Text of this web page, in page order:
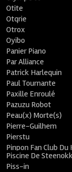
Otite
Otqrie
Otrox
Oyibo
Panier Piano
Par Alliance
Patrick Harlequin
Paul Tournante
Paxille Enroulé
Pazuzu Robot
Peau(x) Morte(s)
Pierre-Guilhem
Pierstu
Pinpon Fan Club Du
Piscine De
Piss-in